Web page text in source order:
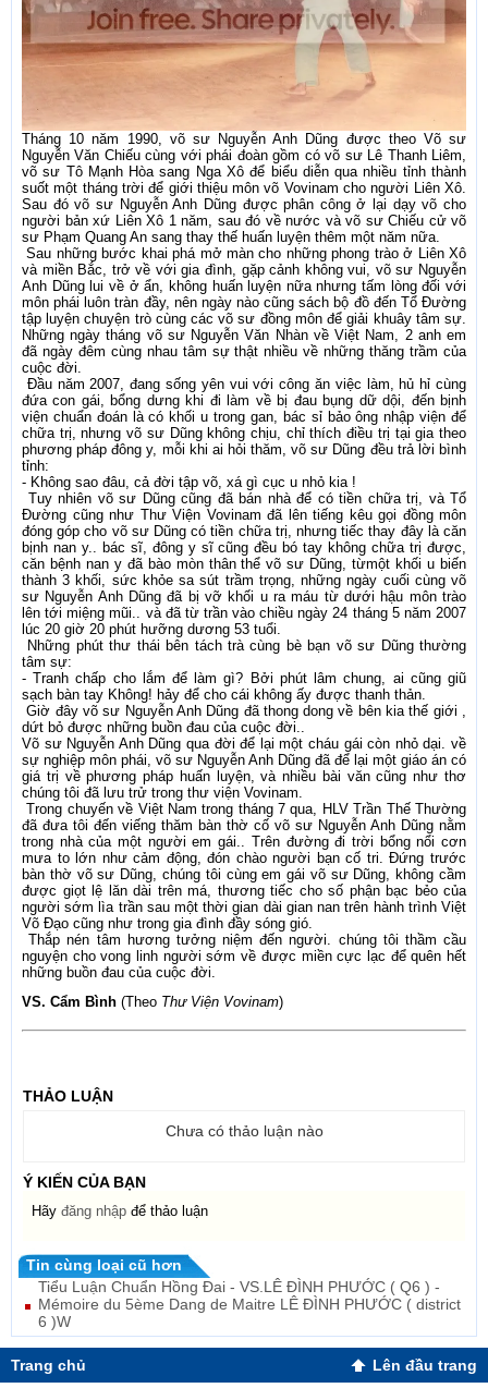
Tháng 10 năm 1990, võ sư Nguyễn Anh Dũng được theo Võ sư
Nguyễn Văn Chiếu cùng với phái đoàn gồm có võ sư Lê Thanh Liêm,
võ sư Tô Mạnh Hòa sang Nga Xô để biểu diễn qua nhiều tỉnh thành
suốt một tháng trời để giới thiệu môn võ Vovinam cho người Liên Xô.
Sau đó võ sư Nguyễn Anh Dũng được phân công ở lại dạy võ cho
người bản xứ Liên Xô 1 năm, sau đó về nước và võ sư Chiếu cử võ
sư Phạm Quang An sang thay thế huấn luyện thêm một năm nữa.
Sau những bước khai phá mở màn cho những phong trào ở Liên Xô
và miền Bắc, trở về với gia đình, gặp cảnh không vui, võ sư Nguyễn
Anh Dũng lui về ở ẩn, không huấn luyện nữa nhưng tấm lòng đối với
môn phái luôn tràn đầy, nên ngày nào cũng sách bộ đồ đến Tổ Đường
tập luyện chuyện trò cùng các võ sư đồng môn để giải khuây tâm sự.
Những ngày tháng võ sư Nguyễn Văn Nhàn về Việt Nam, 2 anh em
đã ngày đêm cùng nhau tâm sự thật nhiều về những thăng trầm của
cuộc đời.
Đầu năm 2007, đang sống yên vui với công ăn việc làm, hủ hỉ cùng
đứa con gái, bổng dưng khi đi làm về bị đau bụng dữ dội, đến bịnh
viện chuẩn đoán là có khối u trong gan, bác sỉ bảo ông nhập viện để
chữa trị, nhưng võ sư Dũng không chịu, chỉ thích điều trị tại gia theo
phương pháp đông y, mỗi khi ai hỏi thăm, võ sư Dũng đều trả lời bình
tỉnh:
- Không sao đâu, cả đời tập võ, xá gì cục u nhỏ kia !
Tuy nhiên võ sư Dũng cũng đã bán nhà để có tiền chữa trị, và Tổ
Đường cũng như Thư Viện Vovinam đã lên tiếng kêu gọi đồng môn
đóng góp cho võ sư Dũng có tiền chữa trị, nhưng tiếc thay đây là căn
bịnh nan y.. bác sĩ, đông y sĩ cũng đều bó tay không chữa trị được,
căn bệnh nan y đã bào mòn thân thể võ sư Dũng, từmột khối u biến
thành 3 khối, sức khỏe sa sút trầm trọng, những ngày cuối cùng võ
sư Nguyễn Anh Dũng đã bị vỡ khối u ra máu từ dưới hậu môn trào
lên tới miệng mũi.. và đã từ trần vào chiều ngày 24 tháng 5 năm 2007
lúc 20 giờ 20 phút hưỡng dương 53 tuổi.
Những phút thư thái bên tách trà cùng bè bạn võ sư Dũng thường
tâm sự:
- Tranh chấp cho lắm để làm gì? Bởi phút lâm chung, ai cũng giũ
sạch bàn tay Không! hảy để cho cái không ấy được thanh thản.
Giờ đây võ sư Nguyễn Anh Dũng đã thong dong về bên kia thế giới ,
dứt bỏ được những buồn đau của cuộc đời..
Võ sư Nguyễn Anh Dũng qua đời để lại một cháu gái còn nhỏ dại. về
sự nghiệp môn phái, võ sư Nguyễn Anh Dũng đã để lại một giáo án có
giá trị về phương pháp huấn luyện, và nhiều bài văn cũng như thơ
chúng tôi đã lưu trử trong thư viện Vovinam.
Trong chuyến về Việt Nam trong tháng 7 qua, HLV Trần Thế Thường
đã đưa tôi đến viếng thăm bàn thờ cố võ sư Nguyễn Anh Dũng nằm
trong nhà của một người em gái.. Trên đường đi trời bổng nổi cơn
mưa to lớn như cảm động, đón chào người bạn cố tri. Đứng trước
bàn thờ võ sư Dũng, chúng tôi cùng em gái võ sư Dũng, không cầm
được giọt lệ lăn dài trên má, thương tiếc cho số phận bạc bẻo của
người sớm lìa trần sau một thời gian dài gian nan trên hành trình Việt
Võ Đạo cũng như trong gia đình đầy sóng gió.
Thắp nén tâm hương tưởng niệm đến người. chúng tôi thầm cầu
nguyện cho vong linh người sớm về được miền cực lạc để quên hết
những buồn đau của cuộc đời.
VS. Cẩm Bình (Theo Thư Viện Vovinam)
THẢO LUẬN
Chưa có thảo luận nào
Ý KIẾN CỦA BẠN
Hãy đăng nhập để thảo luận
Tin cùng loại cũ hơn
Tiểu Luận Chuẩn Hồng Đai - VS.LÊ ĐÌNH PHƯỚC ( Q6 ) -
Mémoire du 5ème Dang de Maitre LÊ ĐÌNH PHƯỚC ( district
6 )W
Trang chủ Lên đầu trang